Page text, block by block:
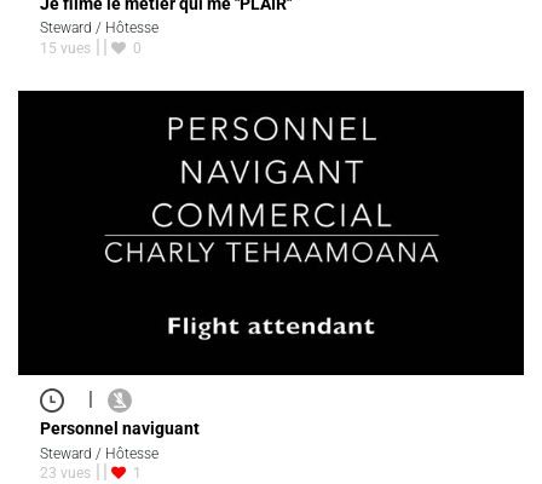
Steward / Hôtesse
15 vues
0
|
Personnel naviguant
Steward / Hôtesse
23 vues
1